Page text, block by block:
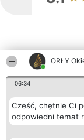
ORŁY
06:34
Cześć, chętnie Ci
odpowiedni temat
Inne
Organizator
Bright Side Solutions sp. z